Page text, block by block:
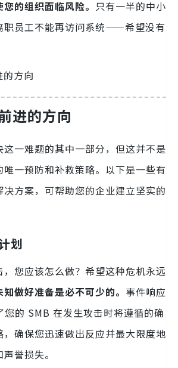
的组织面临风险。 只有一半的中小
职员工不能再访问系统——希望没有
进的方向
一难题的其中一部分，但这并不是
一预防和补救策略。以下是一些有
方案，可帮助您的企业建立坚实的
划
您应该怎么做？希望这种危机永远
知做好准备是必不可少的。 事件响应
的 SMB 在发生攻击时将遵循的确
确保您迅速做出反应并最大限度地
誉损失。